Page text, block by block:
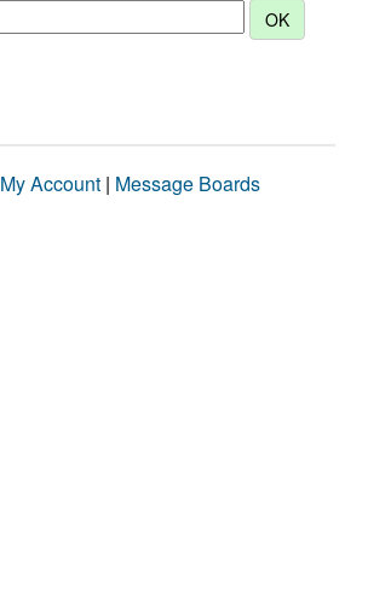
My Account | Message Boards